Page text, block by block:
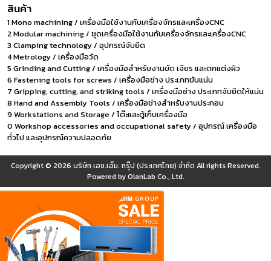
สินค้า
1 Mono machining / เครื่องมือใช้งานกับเครื่องจักรและเครื่องCNC
2 Modular machining / ชุดเครื่องมือใช้งานกับเครื่องจักรและเครื่องCNC
3 Clamping technology / อุปกรณ์จับยึด
4 Metrology / เครื่องมือวัด
5 Grinding and Cutting / เครื่องมือสำหรับงานขัด เจียร และตกแต่งผิว
6 Fastening tools for screws / เครื่องมือช่าง ประเภทขันแน่น
7 Gripping, cutting, and striking tools / เครื่องมือช่าง ประเภทจับยึดให้แน่น
8 Hand and Assembly Tools / เครื่องมือช่างสำหรับงานประกอบ
9 Workstations and Storage / โต๊ะและตู้เก็บเครื่องมือ
0 Workshop accessories and occupational safety / อุปกรณ์ เครื่องมือ
ทั่วไป และอุปกรณ์ความปลอดภัย
Copyright © 2026 บริษัท เอช.เอ็ม. กรุ๊ป (ประเทศไทย) จำกัด All rights Reserved.
Powered byOlanLab Co., Ltd.